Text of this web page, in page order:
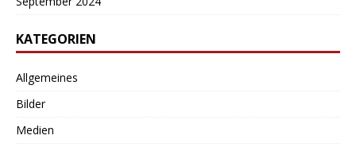
KATEGORIEN
Allgemeines
Bilder
Medien